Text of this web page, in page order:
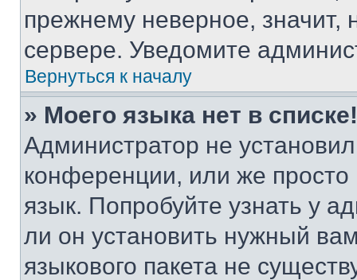
прежнему неверное, значит,
сервере. Уведомите
Вернуться к началу
» Моего языка нет в списке!
Администратор не
конференции, или же
язык. Попробуйте узнать у
ли он установить нужный
языкового пакета не